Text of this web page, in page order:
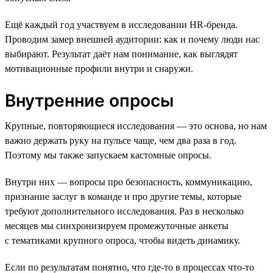
Ещё каждый год участвуем в исследовании HR-бренда.
Проводим замер внешней аудитории: как и почему люди нас
выбирают. Результат даёт нам понимание, как выглядят
мотивационные профили внутри и снаружи.
Внутренние опросы
Крупные, повторяющиеся исследования — это основа, но нам
важно держать руку на пульсе чаще, чем два раза в год.
Поэтому мы также запускаем кастомные опросы.
Внутри них — вопросы про безопасность, коммуникацию,
признание заслуг в команде и про другие темы, которые
требуют дополнительного исследования. Раз в несколько
месяцев мы синхронизируем промежуточные анкеты
с тематиками крупного опроса, чтобы видеть динамику.
Если по результатам понятно, что где-то в процессах что-то